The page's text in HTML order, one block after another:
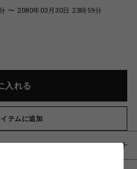
〜 2080年03月30日 23時59分
入れる
テムに追加